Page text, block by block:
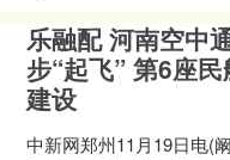
乐融配 河南空中
步“起飞” 第6座
建设
中新网郑州11月19日电(